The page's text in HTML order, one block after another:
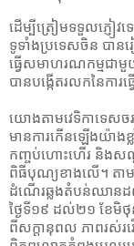
ដើម្បីត្រៀមទទួលភ្ញៀវ
ទូទាំងប្រទេសចិន បានរ
ធ្វើសមាហរណកម្មជា
បានបង្កើតរលកនៃកា
យោងតាមវេទិកាទេស
មានការកើនឡើងយ៉ាង
កញ្ចប់ហោះហើរ និងសណ្ឋ
ពិធីបុណ្យខាងលើ។ តាម
ដំណើរឆ្លងតំបន់ឈានដ
ថ្ងៃទី១៩ ដល់២១ ខែមិថុ
ពីសក្តានុពល ភាពរស់